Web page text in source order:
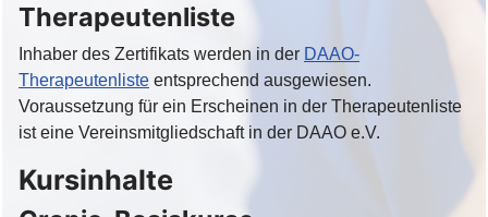
Therapeutenliste
Inhaber des Zertifikats werden in der DAAO-
Therapeutenliste entsprechend ausgewiesen.
Voraussetzung für ein Erscheinen in der Therapeutenliste
ist eine Vereinsmitgliedschaft in der DAAO e.V.
Kursinhalte